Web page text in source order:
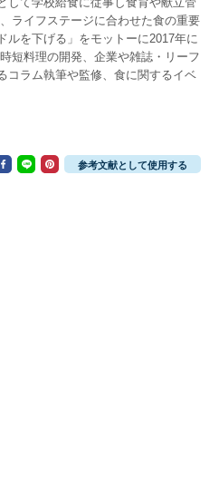
ライフステージに合わせた食の重要
ルを下げる」をモットーに2017年に
短料理の開発、企業や雑誌・リーフ
コラム執筆や監修、食に関するイベ
参考文献として使用する